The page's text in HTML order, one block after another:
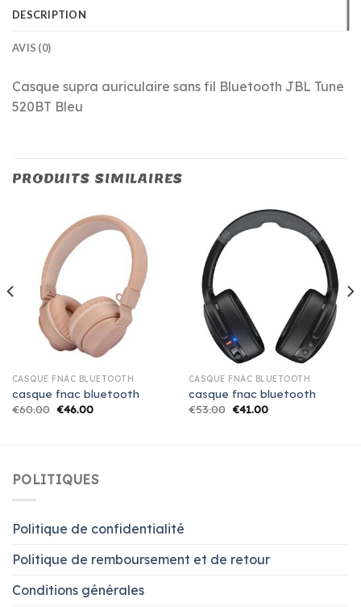
DESCRIPTION
AVIS (0)
Casque supra auriculaire sans fil Bluetooth JBL Tune
520BT Bleu
PRODUITS SIMILAIRES
CASQUE FNAC BLUETOOTH
casque fnac bluetooth
€60.00 €46.00
CASQUE FNAC BLUETOOTH
casque fnac bluetooth
€53.00 €41.00
POLITIQUES
Politique de confidentialité
Politique de remboursement et de retour
Conditions générales